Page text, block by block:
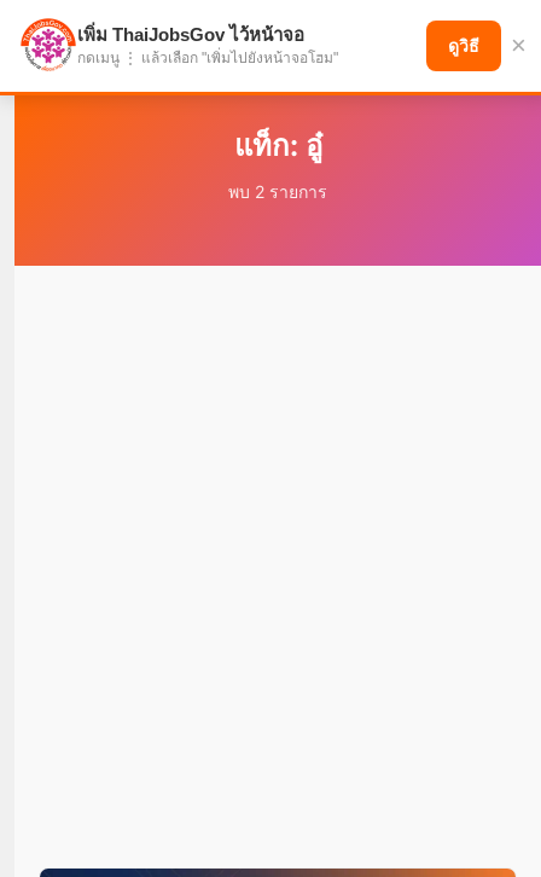
แบ่งปันโอกาส เพื่ออนาคตที่ก้าวหน้า
แท็ก: อู๋
พบ 2 รายการ
เพิ่ม ThaiJobsGov ไว้หน้าจอ
กดเมนู ⋮ แล้วเลือก "เพิ่มไปยังหน้าจอโฮม"
ดูวิธี ×